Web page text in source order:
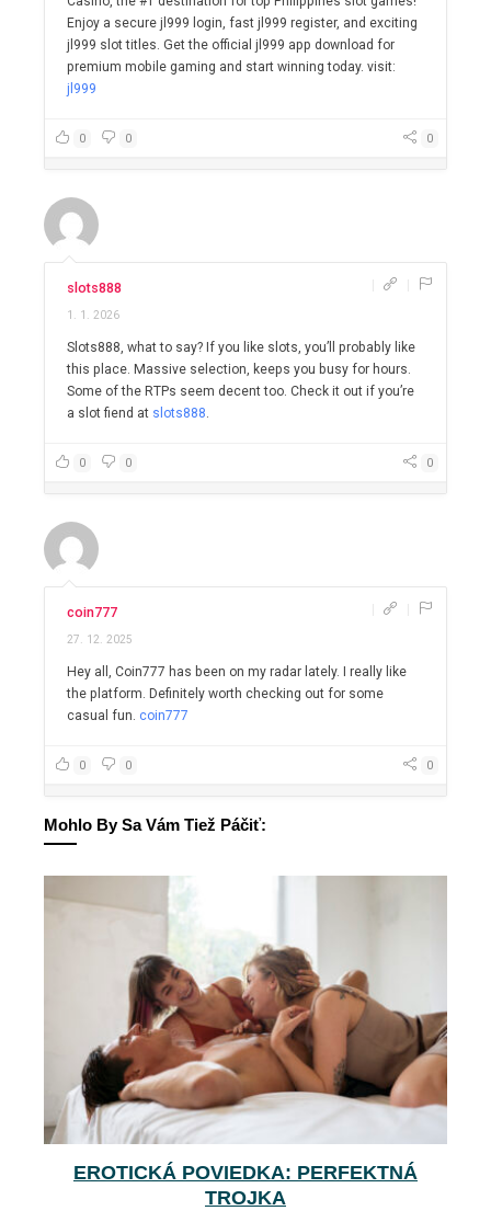
Enjoy a secure jl999 login, fast jl999 register, and exciting
jl999 slot titles. Get the official jl999 app download for
premium mobile gaming and start winning today. visit:
jl999
0 0 0
slots888
1. 1. 2026
Slots888, what to say? If you like slots, you’ll probably like
this place. Massive selection, keeps you busy for hours.
Some of the RTPs seem decent too. Check it out if you’re
a slot fiend at slots888.
0 0 0
coin777
27. 12. 2025
Hey all, Coin777 has been on my radar lately. I really like
the platform. Definitely worth checking out for some
casual fun. coin777
0 0 0
Mohlo By Sa Vám Tiež Páčiť:
EROTICKÁ POVIEDKA: PERFEKTNÁ
TROJKA